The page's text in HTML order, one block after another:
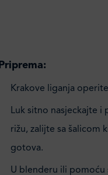
Priprema:
Krakove liganja
Luk sitno nasjeckajte
rižu, zalijte sa šalicom
gotova.
U blenderu ili pomoću